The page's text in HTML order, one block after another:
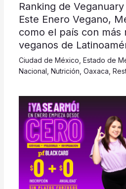
Ranking de
Este Enero Vegano,
como el país con más
veganos de
Ciudad de México Estado de
Nacional Nutrición Oaxaca